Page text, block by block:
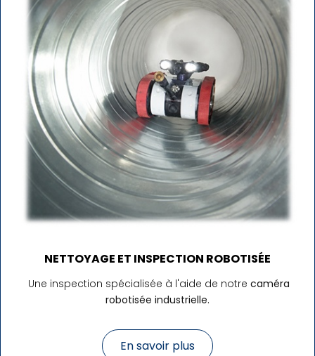
NETTOYAGE ET INSPECTION ROBOTISÉE
Une inspection spécialisée à l'aide de notre caméra
robotisée industrielle.
En savoir plus